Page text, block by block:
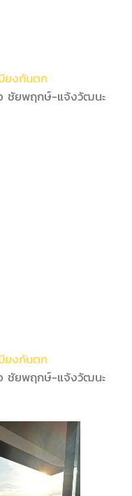
ยงกันตก
ชัยพฤกษ์-แจ้งวัฒนะ
ยงกันตก
ชัยพฤกษ์-แจ้งวัฒนะ